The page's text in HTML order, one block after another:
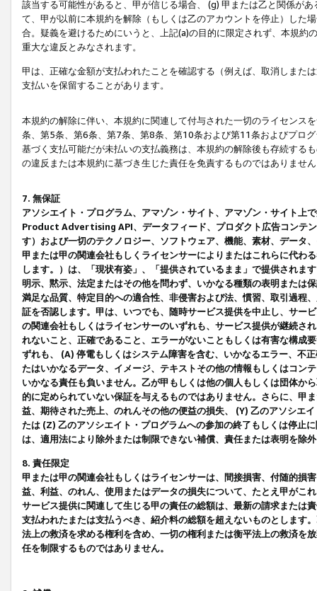
該当する可能性があると、甲が信じる場合、 (g) 甲または乙と関係が
て、甲が以前に本規約を解除（もしくは乙のアカウントを停止）した
合。疑義を避けるためにいうと、上記(a)の目的に限定されず、本規
重大な違反とみなされます。
甲は、正確な金額が支払われたことを確認する（例えば、取消しまた
支払いを保留することがあります。
本規約の解除に伴い、本規約に関連して付与された一切のライセンス
条、第5条、第6条、第7条、第8条、第10条および第11条およびプロ
基づく支払可能だが未払いの支払義務は、本規約の解除後も存続する
の違反または本規約に基づき生じた責任を免責するものではありませ
7. 無保証
アソシエイト・プログラム、アマゾン・サイト、アマゾン・サイト上
Product Advertising API、データフィード、プロダクト広告コンテ
す）および一切のテクノロジー、ソフトウェア、機能、素材、データ
甲または甲の関連会社もしくライセンサーによりまたはこれらに代わ
します。）は、「現状有姿」、「提供されているまま」で提供されま
明示、黙示、法定またはその他を問わず、いかなる種類の表明または
満足な品質、特定目的への適合性、非侵害および法、慣習、取引過程
証を否認します。甲は、いつでも、随時サービス提供を中止し、サー
の関連会社もしくはライセンサーのいずれも、サービス提供が継続さ
れないこと、正確であること、エラーがないこともしくは有害な構成
ずれも、 (A) 停電もしくはシステム障害を含む、いかなるエラー、不
たはいかなるデータ、イメージ、テキストその他の情報もしくはコン
いかなる責任も負いません。乙が甲もしくは他の個人もしくは団体か
的に定められていない保証を与えるものではありません。さらに、甲
益、期待された売上、のれんその他の便益の損失、 (Y) 乙のアソシエ
たは (Z) 乙のアソシエイト・プログラムへの参加の終了もしくは停止
は、適用法により除外または制限できない補償、責任または表明を除
8. 責任限定
甲または甲の関連会社もしくはライセンサーは、間接損害、付随的損
益、利益、のれん、使用またはデータの損失について、たとえ甲がこ
サービス提供に関連して生じる甲の責任の総額は、最新の請求または
支払われたまたは支払うべき、紹介料の総額を超えないものとします
法上の救済を求める権利を含め、一切の権利または衡平法上の救済を
任を制限するものではありません。